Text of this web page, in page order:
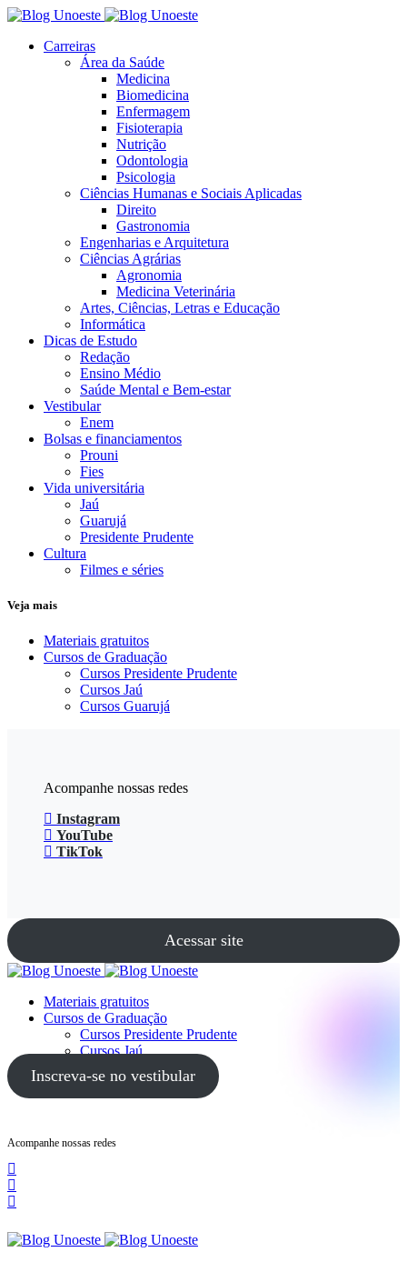
Carreiras
Área da Saúde
Medicina
Biomedicina
Enfermagem
Fisioterapia
Nutrição
Odontologia
Psicologia
Ciências Humanas e Sociais Aplicadas
Direito
Gastronomia
Engenharias e Arquitetura
Ciências Agrárias
Agronomia
Medicina Veterinária
Artes, Ciências, Letras e Educação
Informática
Dicas de Estudo
Redação
Ensino Médio
Saúde Mental e Bem-estar
Vestibular
Enem
Bolsas e financiamentos
Prouni
Fies
Vida universitária
Jaú
Guarujá
Presidente Prudente
Cultura
Filmes e séries
Veja mais
Materiais gratuitos
Cursos de Graduação
Cursos Presidente Prudente
Cursos Jaú
Cursos Guarujá
Acompanhe nossas redes
Instagram
YouTube
TikTok
Acessar site
Materiais gratuitos
Cursos de Graduação
Cursos Presidente Prudente
Cursos Jaú
Cursos Guarujá
Inscreva-se no vestibular
Acompanhe nossas redes